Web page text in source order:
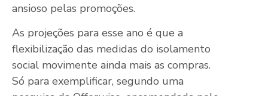
ansioso pelas promoções.
As projeções para esse ano é que a
flexibilização das medidas do isolamento
social movimente ainda mais as compras.
Só para exemplificar, segundo uma